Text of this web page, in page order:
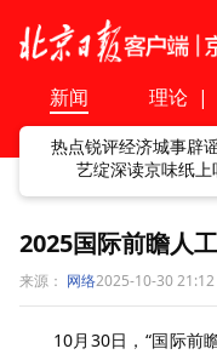
新闻 理论 |
热点锐评经济城事辟
艺绽深读京味纸上
2025国际前瞻人
来源： 网络2025-10-30 21:12
10月30日，“国际前